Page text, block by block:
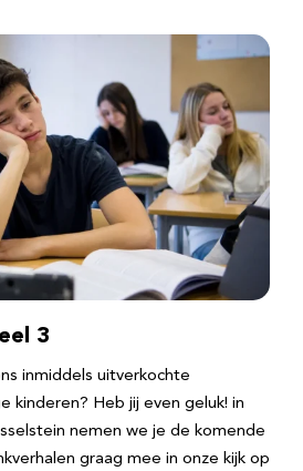
3
inmiddels uitverkochte
kinderen? Heb jij even geluk! in
nemen we je de komende
graag mee in onze kijk op